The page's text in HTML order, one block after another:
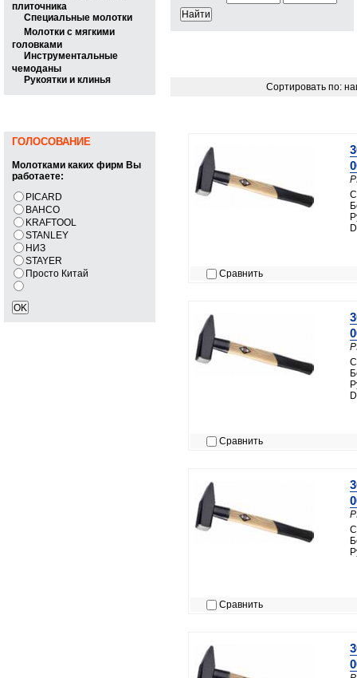
плиточника
Специальные молотки
Молотки с мягкими
головками
Инструментальные
чемоданы
Рукоятки и клинья
ГОЛОСОВАНИЕ
Молотками каких фирм Вы
работаете:
PICARD
BAHCO
KRAFTOOL
STANLEY
НИЗ
STAYER
Просто Китай
Сортировать по:
Сравнить
Сравнить
Сравнить